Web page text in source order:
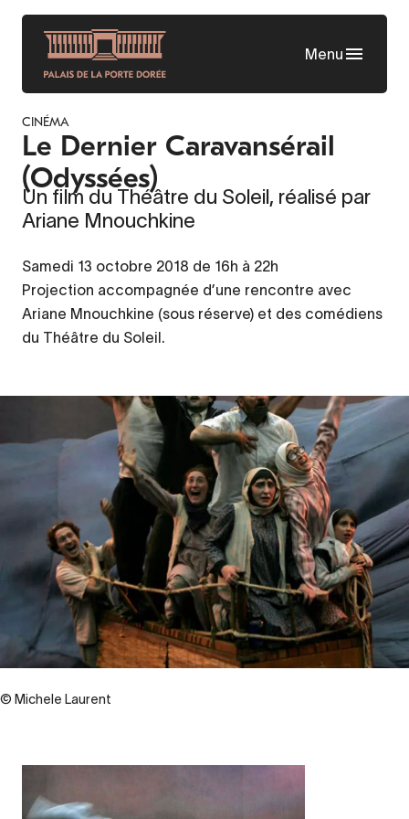
Aller
contenu
principal
Menu
CINÉMA
Le Dernier Caravansérail
(Odyssées)
Un film du Théâtre du Soleil, réalisé par
Ariane Mnouchkine
Samedi 13 octobre 2018 de 16h à 22h
Projection accompagnée d’une rencontre avec
Ariane Mnouchkine (sous réserve) et des comédiens
du Théâtre du Soleil.
© Michele Laurent
Contenu